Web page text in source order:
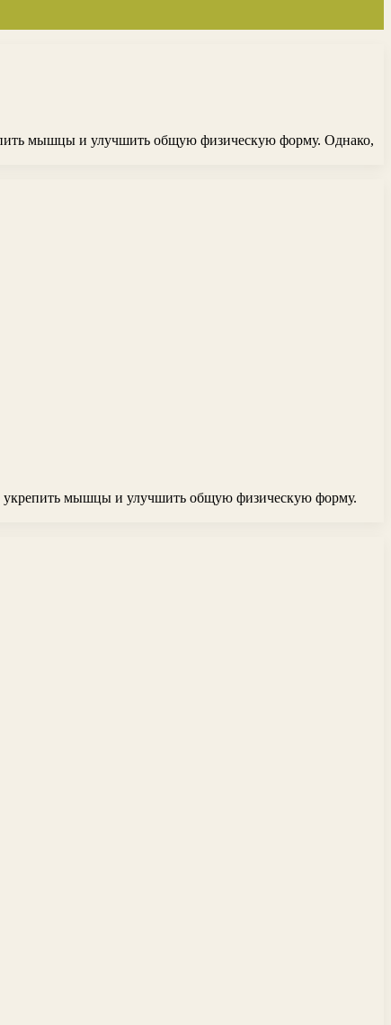
мышцы и улучшить общую физическую форму. Однако,
укрепить мышцы и улучшить общую физическую форму.